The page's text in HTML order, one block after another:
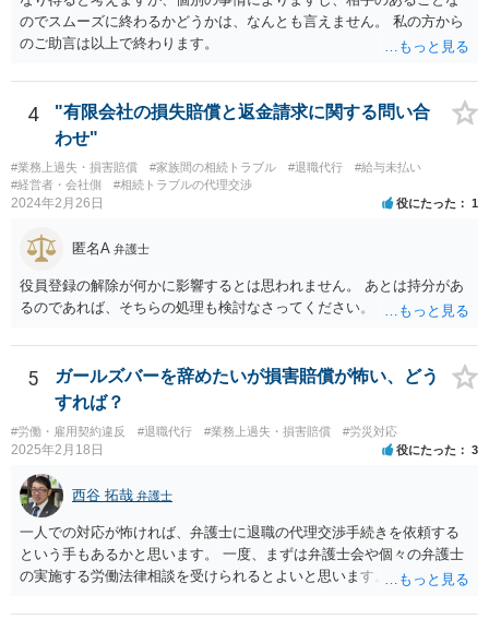
のでスムーズに終わるかどうかは、なんとも言えません。 私の方から
のご助言は以上で終わります。
4
"有限会社の損失賠償と返金請求に関する問い合
わせ"
#業務上過失・損害賠償 #家族間の相続トラブル #退職代行
#給与未払い
#経営者・会社側
#相続トラブルの代理交渉
2024年2月26日 役にたった 1
匿名A 弁護士
役員登録の解除が何かに影響するとは思われません。 あとは持分があ
るのであれば、そちらの処理も検討なさってください。
5
ガールズバーを辞めたいが損害賠償が怖い、どう
すれば？
#労働・雇用契約違反 #退職代行 #業務上過失・損害賠償 #労災対応
2025年2月18日 役にたった 3
西谷 拓哉 弁護士
一人での対応が怖ければ、弁護士に退職の代理交渉手続きを依頼する
という手もあるかと思います。 一度、まずは弁護士会や個々の弁護士
の実施する労働法律相談を受けられるとよいと思います。